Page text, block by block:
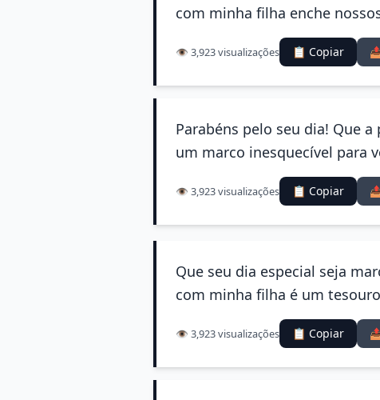
com minha filha enche
👁️ 3,923 visualizações 📋 Copiar
Parabéns pelo seu dia! Que
um marco inesquecível para
👁️ 3,923 visualizações 📋 Copiar
Que seu dia especial seja
com minha filha é um
👁️ 3,923 visualizações 📋 Copiar